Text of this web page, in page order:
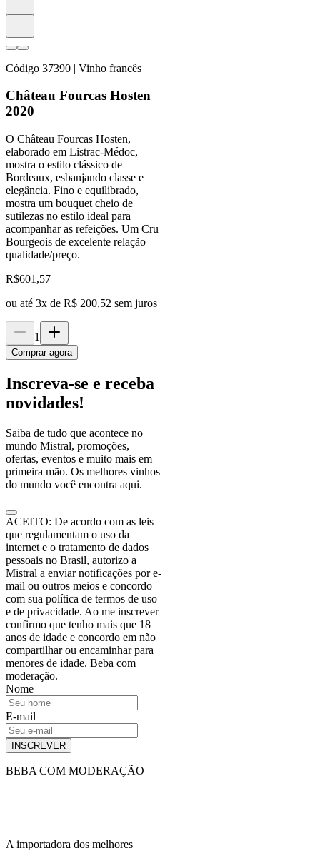
Código 37390 | Vinho francês
Château Fourcas Hosten
2020
O Château Fourcas Hosten,
elaborado em Listrac-Médoc,
mostra o estilo clássico de
Bordeaux, esbanjando classe e
elegância. Fino e equilibrado,
mostra um bouquet cheio de
sutilezas no estilo ideal para
acompanhar as refeições. Um Cru
Bourgeois de excelente relação
qualidade/preço.
R$601,57
ou até 3x de R$ 200,52 sem juros
1
Comprar agora
Inscreva-se e receba
novidades!
Saiba de tudo que acontece no
mundo Mistral, promoções,
ofertas, eventos e muito mais em
primeira mão. Os melhores vinhos
do mundo você encontra aqui.
ACEITO: De acordo com as leis
que regulamentam o uso da
internet e o tratamento de dados
pessoais no Brasil, autorizo a
Mistral a enviar notificações por e-
mail ou outros meios e concordo
com sua política de termos de uso
e de privacidade. Ao me inscrever
confirmo que tenho mais que 18
anos de idade e concordo em não
compartilhar ou encaminhar para
menores de idade. Beba com
moderação.
Nome
E-mail
INSCREVER
BEBA COM MODERAÇÃO
A importadora dos melhores